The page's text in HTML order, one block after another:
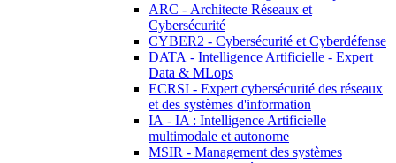
ARC - Architecte Réseaux et
Cybersécurité
CYBER2 - Cybersécurité et Cyberdéfense
DATA - Intelligence Artificielle - Expert
Data & MLops
ECRSI - Expert cybersécurité des réseaux
et des systèmes d'information
IA - IA : Intelligence Artificielle
multimodale et autonome
MSIR - Management des systèmes